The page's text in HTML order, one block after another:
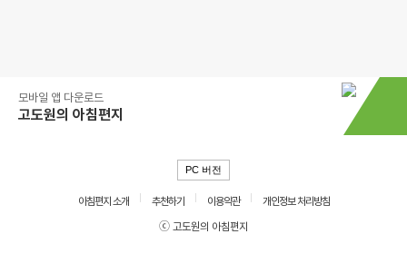
모바일 앱 다운로드
고도원의 아침편지
PC 버전
아침편지 소개 추천하기 이용약관
개인정보 처리방침
ⓒ 고도원의 아침편지